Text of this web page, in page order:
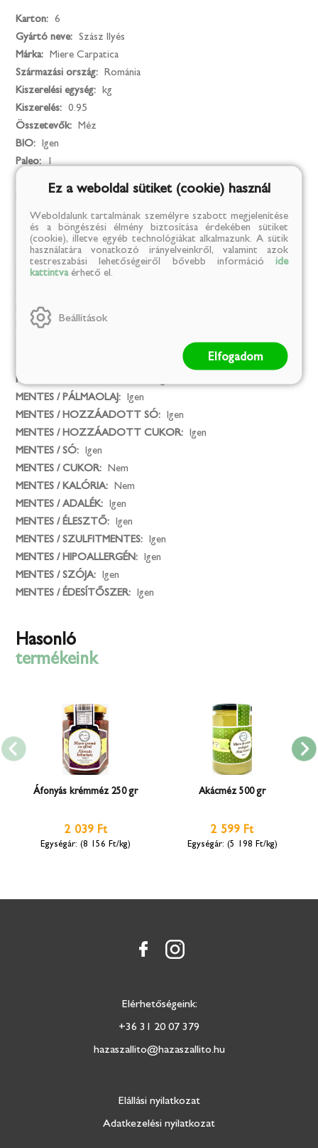
Karton:
6
Gyártó neve:
Szász Ilyés
Márka:
Miere Carpatica
Származási ország:
Románia
Kiszerelési egység:
kg
Kiszerelés:
0.95
Összetevők:
Méz
BIO:
Igen
Paleo: 1
Mentes
Mesterséges színezék:
MENTES / LAKTÓZ:
MENTES / TARTÓSÍTÓSZER:
MENTES / ÁLLATI EREDETŰ ÖSSZETEVŐ: Nem
MENTES / ALKOHOLMENTES:
MENTES / PÁLMAOLAJ:
Igen
MENTES / HOZZÁADOTT SÓ:
Igen
MENTES / HOZZÁADOTT CUKOR:
Igen
MENTES / SÓ:
Igen
MENTES / CUKOR:
Nem
MENTES / KALÓRIA:
Nem
MENTES / ADALÉK:
Igen
MENTES / ÉLESZTŐ:
Igen
MENTES / SZULFITMENTES:
Igen
MENTES / HIPOALLERGÉN:
Igen
MENTES / SZÓJA:
Igen
MENTES / ÉDESÍTŐSZER:
Igen
Hasonló
termékeink
Áfonyás krémméz 250 gr
2 039 Ft
(8 156 Ft/kg)
Akácméz 500 gr
2 599 Ft
(5 198 Ft/kg)
Elérhetőségeink:
+36 31 20 07 379
hazaszallito@hazaszallito.hu
Elállási nyilatkozat
Adatkezelési nyilatkozat
Ez a weboldal sütiket (cookie) használ
Weboldalunk tartalmának személyre szabott megjelenítése
és a böngészési élmény biztosítása érdekében sütiket
(cookie), illetve egyéb technológiákat alkalmazunk. A sütik
használatára vonatkozó irányelveinkről, valamint azok
testreszabási lehetőségeiről bővebb információ ide
kattintvaérhető el.
Beállítások
Elfogadom